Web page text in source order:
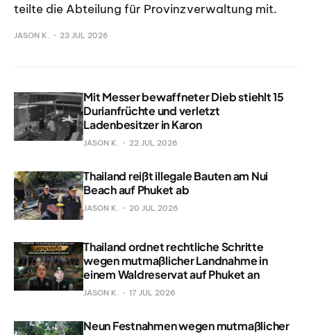
teilte die Abteilung für Provinzverwaltung mit.
JASON K. 23 JUL 2026
Mit Messer bewaffneter Dieb stiehlt 15
Durianfrüchte und verletzt
Ladenbesitzer in Karon
JASON K. 22 JUL 2026
Thailand reißt illegale Bauten am Nui
Beach auf Phuket ab
JASON K. 20 JUL 2026
Thailand ordnet rechtliche Schritte
wegen mutmaßlicher Landnahme in
einem Waldreservat auf Phuket an
JASON K. 17 JUL 2026
Neun Festnahmen wegen mutmaßlicher